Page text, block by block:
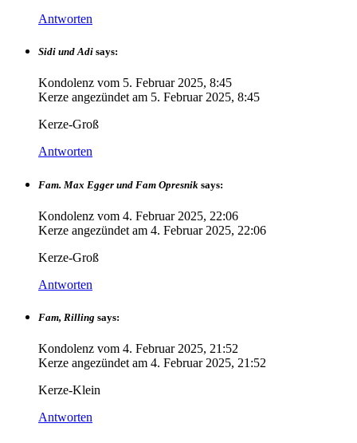
Antworten
Sidi und Adi says:
Kondolenz vom 5. Februar 2025, 8:45
Kerze angezündet am 5. Februar 2025, 8:45
Kerze-Groß
Antworten
Fam. Max Egger und Fam Opresnik says:
Kondolenz vom 4. Februar 2025, 22:06
Kerze angezündet am 4. Februar 2025, 22:06
Kerze-Groß
Antworten
Fam, Rilling says:
Kondolenz vom 4. Februar 2025, 21:52
Kerze angezündet am 4. Februar 2025, 21:52
Kerze-Klein
Antworten